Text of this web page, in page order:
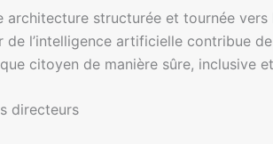
structurée et tournée vers
de l’intelligence artificielle contribue
citoyen de manière sûre, inclusive
directeurs